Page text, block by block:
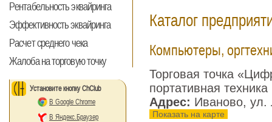
Рентабельность эквайринга
Эффективность эквайринга
Расчет среднего чека
Жалоба на торговую точку
Установите кнопку ChClub
В Google Chrome
В Яндекс.Браузер
Каталог
Компьютеры,
Торговая точка
портативная техника
Адрес: Иваново, ул.
Показать на карте